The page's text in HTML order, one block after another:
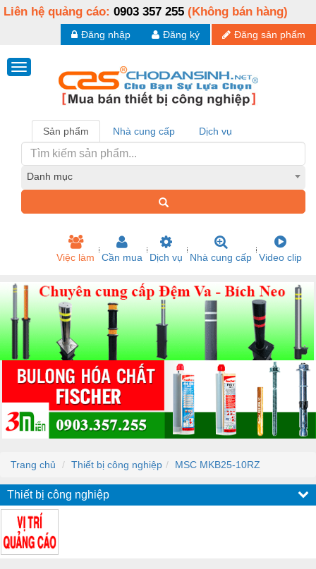
Liên hệ quảng cáo: 0903 357 255 (Không bán hàng)
Đăng sản phẩm
Đăng ký
Đăng nhập
Sản phẩm Nhà cung cấp Dịch vụ
Danh mục
Việc làm Cần mua Dịch vụ Nhà cung cấp Video clip
Trang chủ Thiết bị công nghiệp MSC MKB25-10RZ
Thiết bị công nghiệp